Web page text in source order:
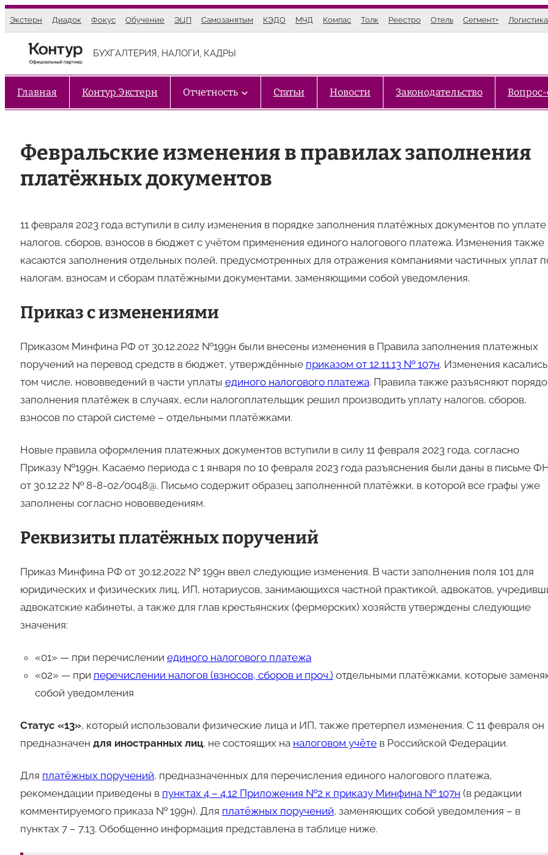
к
содержимому
Экстерн Диадок Фокус Обучение ЭЦП Самозанятым КЭДО МЧД Компас Толк Реестро Отель Сегмент+ Логистика
БУХГАЛТЕРИЯ, НАЛОГИ, КАДРЫ
Главная Контур.Экстерн Отчетность Статьи Новости Законодательство Вопрос-
Февральские изменения в правилах заполнения
платёжных документов
11 февраля 2023 года вступили в силу изменения в порядке заполнения платёжных документов по уплате
налогов, сборов, взносов в бюджет с учётом применения единого налогового платежа. Изменения также
касаются заполнения отдельных полей, предусмотренных для отражения компаниями частичных уплат
налогам, взносам и сборам платёжными документами, заменяющими собой уведомления.
Приказ с изменениями
Приказом Минфина РФ от 30.12.2022 №199н были внесены изменения в Правила заполнения платежных
поручений на перевод средств в бюджет, утверждённые приказом от 12.11.13 № 107н. Изменения
том числе, нововведений в части уплаты единого налогового платежа. Правила также разъясняют
заполнения платёжек в случаях, если налогоплательщик решил производить уплату налогов, сборов,
взносов по старой системе – отдельными платёжками.
Новые правила оформления платежных документов вступили в силу 11 февраля 2023 года, согласно
Приказу №199н. Касаемо периода с 1 января по 10 февраля 2023 года разъяснения были даны в письме
от 30.12.22 № 8-8-02/0048@. Письмо содержит образец заполненной платёжки, в которой все графы уже
заполнены согласно нововведениям.
Реквизиты платёжных поручений
Приказ Минфина РФ от 30.12.2022 № 199н ввел следующие изменения. В части заполнения поля 101 для
юридических и физических лиц, ИП, нотариусов, занимающихся частной практикой, адвокатов,
адвокатские кабинеты, а также для глав крестьянских (фермерских) хозяйств утверждены следующие
значения:
«01» — при перечислении единого налогового платежа
«02» — при перечислении налогов (взносов, сборов и проч.) отдельными платёжками, которые
собой уведомления
Статус «13», который использовали физические лица и ИП, также претерпел изменения. С 11 февраля он
предназначен для иностранных лиц, не состоящих на налоговом учётев Российской Федерации.
Для платёжных поручений, предназначенных для перечисления единого налогового платежа,
рекомендации приведены в пунктах 4 – 4.12 Приложения №2 к приказу Минфина № 107н (в редакции
комментируемого приказа № 199н). Для платёжных поручений, заменяющих собой уведомления – в
пунктах 7 – 7.13. Обобщенно информация представлена в таблице ниже.